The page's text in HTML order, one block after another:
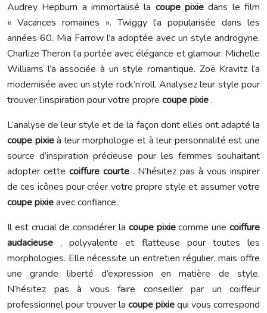
Audrey Hepburn a immortalisé la coupe pixiedans le film
« Vacances romaines ». Twiggy l’a popularisée dans les
années 60. Mia Farrow l’a adoptée avec un style androgyne.
Charlize Theron l’a portée avec élégance et glamour. Michelle
Williams l’a associée à un style romantique. Zoë Kravitz l’a
modernisée avec un style rock’n’roll. Analysez leur style pour
trouver l’inspiration pour votre propre coupe pixie.
L’analyse de leur style et de la façon dont elles ont adapté la
coupe pixieà leur morphologie et à leur personnalité est une
source d’inspiration précieuse pour les femmes souhaitant
adopter cette coiffure courte . N’hésitez pas à vous inspirer
de ces icônes pour créer votre propre style et assumer votre
coupe pixieavec confiance.
Il est crucial de considérer la coupe pixiecomme unecoiffure
audacieuse, polyvalente et flatteuse pour toutes les
morphologies. Elle nécessite un entretien régulier, mais offre
une grande liberté d’expression en matière de style.
N’hésitez pas à vous faire conseiller par un coiffeur
professionnel pour trouver la coupe pixiequi vous correspond